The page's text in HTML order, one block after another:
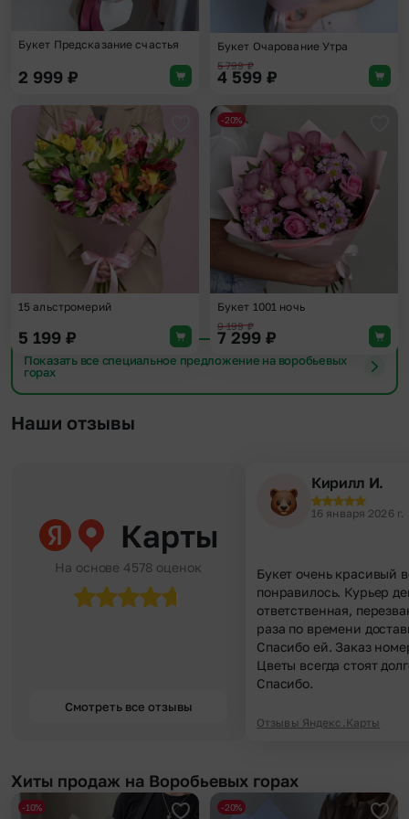
Букет Предсказание счастья
2 999 ₽
Букет Очарование Утра
5 799₽
4 599 ₽
Добавить в избранное
15 альстромерий
5 199 ₽
-20%
Букет 1001 ночь
9 199₽
7 299 ₽
Показать все специальное предложение на воробьевых
горах
Наши отзывы
Карты
На основе 4578 оценок
Смотреть все отзывы
Кирилл И.
16 января 2026 г.
Букет очень красивый
понравилось. Курьер
ответственная,
раза по времени
Спасибо ей. Заказ
Цветы всегда стоят
Спасибо.
Отзывы Яндекс.Карты
Хиты продаж на Воробьевых горах
-10% -20%